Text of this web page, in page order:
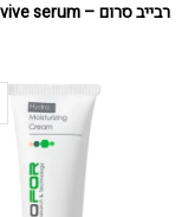
רבייב סרום – Skin revive serum